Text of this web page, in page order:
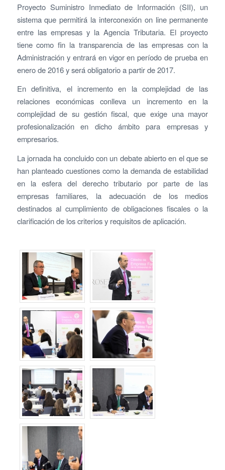
Proyecto Suministro Inmediato de Información (SII), un
sistema que permitirá la interconexión on line permanente
entre las empresas y la Agencia Tributaria. El proyecto
tiene como fin la transparencia de las empresas con la
Administración y entrará en vigor en período de prueba en
enero de 2016 y será obligatorio a partir de 2017.
En definitiva, el incremento en la complejidad de las
relaciones económicas conlleva un incremento en la
complejidad de su gestión fiscal, que exige una mayor
profesionalización en dicho ámbito para empresas y
empresarios.
La jornada ha concluido con un debate abierto en el que se
han planteado cuestiones como la demanda de estabilidad
en la esfera del derecho tributario por parte de las
empresas familiares, la adecuación de los medios
destinados al cumplimiento de obligaciones fiscales o la
clarificación de los criterios y requisitos de aplicación.